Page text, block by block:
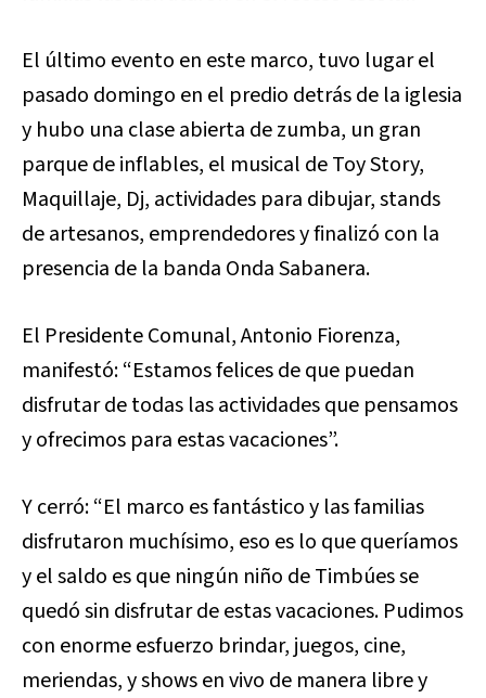
El último evento en este marco, tuvo lugar el
pasado domingo en el predio detrás de la iglesia
y hubo una clase abierta de zumba, un gran
parque de inflables, el musical de Toy Story,
Maquillaje, Dj, actividades para dibujar, stands
de artesanos, emprendedores y finalizó con la
presencia de la banda Onda Sabanera.
El Presidente Comunal, Antonio Fiorenza,
manifestó: “Estamos felices de que puedan
disfrutar de todas las actividades que pensamos
y ofrecimos para estas vacaciones”.
Y cerró: “El marco es fantástico y las familias
disfrutaron muchísimo, eso es lo que queríamos
y el saldo es que ningún niño de Timbúes se
quedó sin disfrutar de estas vacaciones. Pudimos
con enorme esfuerzo brindar, juegos, cine,
meriendas, y shows en vivo de manera libre y